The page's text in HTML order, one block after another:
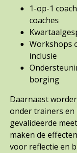
1-op-1
coaches
Workshops
inclusie
borging
Daarnaast
onder trainers en
gevalideerde
maken de
voor reflectie en